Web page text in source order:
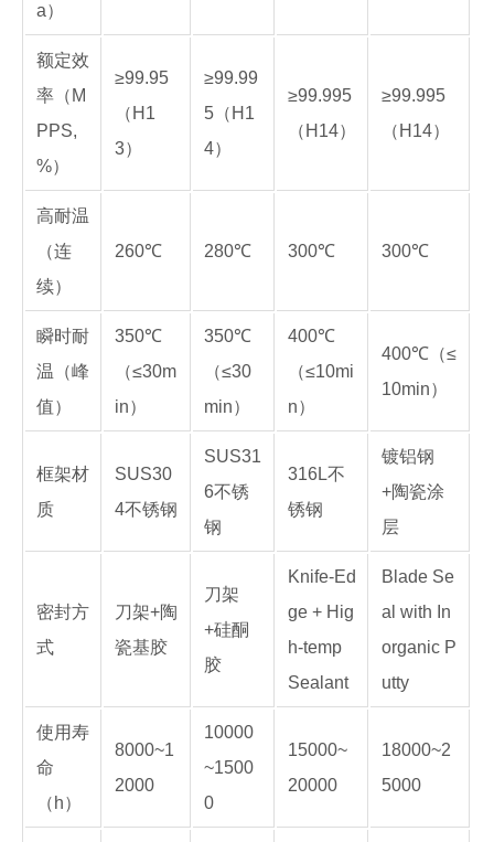
a）
额定效
率（M
PPS,
%）
≥99.95
（H1
3）
≥99.99
5（H1
4）
≥99.995
（H14）
≥99.995
（H14）
高耐温
（连
续）
260℃ 280℃ 300℃ 300℃
瞬时耐
温（峰
值）
350℃
（≤30m
in）
350℃
（≤30
min）
400℃
（≤10mi
n）
400℃（≤
10min）
框架材
质
SUS30
4不锈钢
SUS31
6不锈
钢
316L不
锈钢
镀铝钢
+陶瓷涂
层
密封方
式
刀架+陶
瓷基胶
刀架
+硅酮
胶
Knife-Ed
ge + Hig
h-temp
Sealant
Blade Se
al with In
organic P
utty
使用寿
命
（h）
8000~1
2000
10000
~1500
0
15000~
20000
18000~2
5000